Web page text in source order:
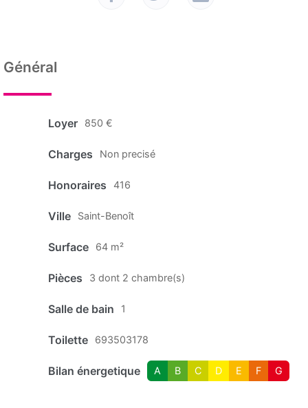
Général
Loyer 850 €
Charges Non precisé
Honoraires 416
Ville Saint-Benoît
Surface 64 m²
Pièces 3 dont 2 chambre(s)
Salle de bain 1
Toilette 693503178
Bilan énergetique A B C D E F G